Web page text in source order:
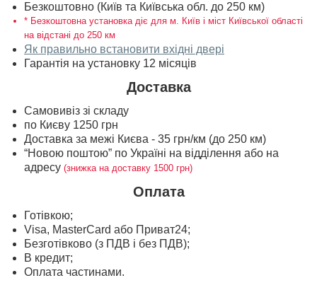
Безкоштовно (Київ та Київська обл. до 250 км)
* Безкоштовна установка діє для м. Київ і міст Київської області
на відстані до 250 км
Як правильно встановити вхідні двері
Гарантія на установку 12 місяців
Доставка
Самовивіз зі складу
по Києву 1250 грн
Доставка за межі Києва - 35 грн/км (до 250 км)
“Новою поштою” по Україні на відділення або на
адресу (знижка на доставку 1500 грн)
Оплата
Готівкою;
Visa, MasterСard або Приват24;
Безготівково (з ПДВ і без ПДВ);
В кредит;
Оплата частинами.